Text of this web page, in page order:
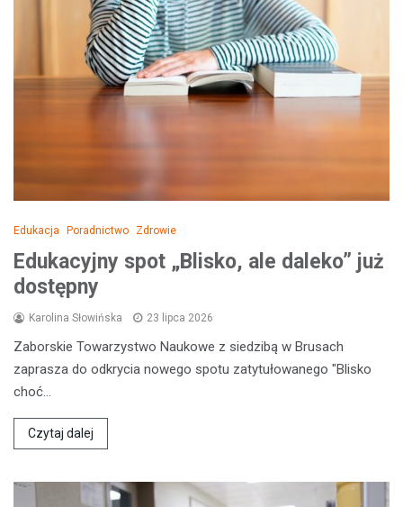
Edukacja Poradnictwo Zdrowie
Edukacyjny spot „Blisko, ale daleko” już
dostępny
Karolina Słowińska 23 lipca 2026
Zaborskie Towarzystwo Naukowe z siedzibą w Brusach
zaprasza do odkrycia nowego spotu zatytułowanego "Blisko
choć…
Czytaj dalej